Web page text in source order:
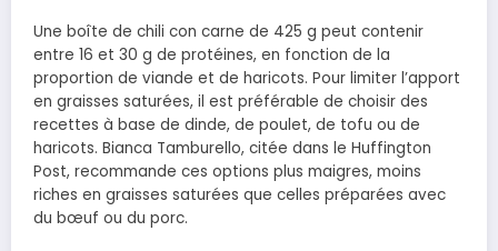
Une boîte de chili con carne de 425 g peut contenir
entre 16 et 30 g de protéines, en fonction de la
proportion de viande et de haricots. Pour limiter l’apport
en graisses saturées, il est préférable de choisir des
recettes à base de dinde, de poulet, de tofu ou de
haricots. Bianca Tamburello, citée dans le Huffington
Post, recommande ces options plus maigres, moins
riches en graisses saturées que celles préparées avec
du bœuf ou du porc.